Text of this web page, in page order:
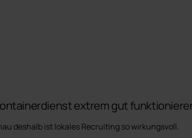
extrem gut
deshalb ist lokales Recruiting so wirkungsvoll.